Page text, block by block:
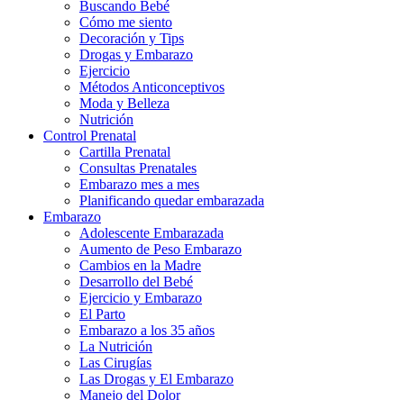
Buscando Bebé
Cómo me siento
Decoración y Tips
Drogas y Embarazo
Ejercicio
Métodos Anticonceptivos
Moda y Belleza
Nutrición
Control Prenatal
Cartilla Prenatal
Consultas Prenatales
Embarazo mes a mes
Planificando quedar embarazada
Embarazo
Adolescente Embarazada
Aumento de Peso Embarazo
Cambios en la Madre
Desarrollo del Bebé
Ejercicio y Embarazo
El Parto
Embarazo a los 35 años
La Nutrición
Las Cirugías
Las Drogas y El Embarazo
Manejo del Dolor